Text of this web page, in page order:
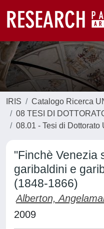
IRIS
Catalogo Ricerca
08 TESI DI
08.01 - Tesi di
"Finchè Venezia
garibaldini e
(1848-1866)
Alberton,
2009